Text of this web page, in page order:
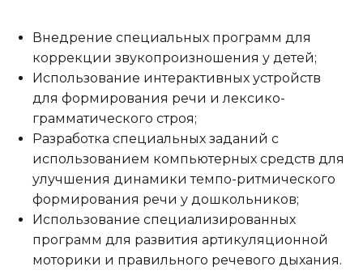
Внедрение специальных программ для
коррекции звукопроизношения у детей;
Использование интерактивных устройств
для формирования речи и лексико-
грамматического строя;
Разработка специальных заданий с
использованием компьютерных средств для
улучшения динамики темпо-ритмического
формирования речи у дошкольников;
Использование специализированных
программ для развития артикуляционной
моторики и правильного речевого дыхания.